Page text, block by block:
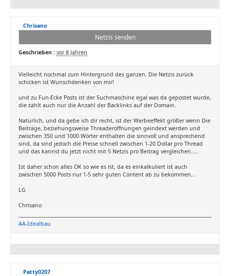
Chrisano
Netzis senden
Geschrieben : vor 8 Jahren
Vielleicht nochmal zum Hintergrund des ganzen. Die Netzis zurück
schicken ist Wunschdenken von mir!
und zu Fun-Ecke Posts ist der Suchmaschine egal was da gepostet wurde,
die zählt auch nur die Anzahl der Backlinks auf der Domain.
Natürlich, und da gebe ich dir recht, ist der Werbeeffekt größer wenn Die
Beiträge, beziehungsweise Threaderöffnungen geindext werden und
zwischen 350 und 1000 Wörter enthalten die sinnvoll und ansprechend
sind, da sind jedoch die Preise schnell zwischen 1-20 Dollar pro Thread
und das kannst du jetzt nicht mit 5 Netzis pro Beitrag vergleichen.....
Ist daher schon alles OK so wie es ist, da es einkalkuliert ist auch
zwischen 5000 Posts nur 1-5 sehr guten Content ab zu bekommen...
LG
Chrisano
AA-Idealbau
Patty0207